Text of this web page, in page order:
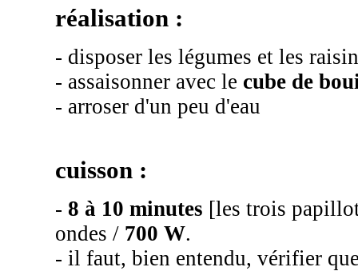
réalisation :
- disposer les légumes et les
- assaisonner avec le cube de
- arroser d'un peu d'eau
cuisson :
- 8 à 10 minutes [les trois
ondes / 700 W.
- il faut, bien entendu, vérifier